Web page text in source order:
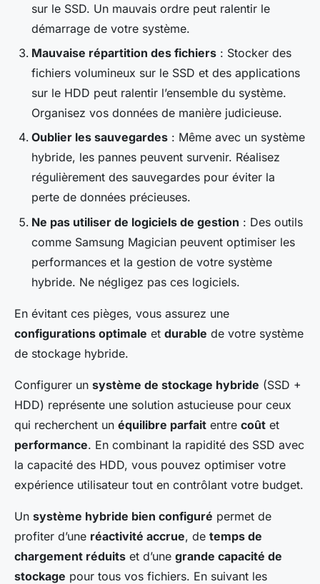
sur le SSD. Un mauvais ordre peut ralentir le
démarrage de votre système.
Mauvaise répartition des fichiers : Stocker des
fichiers volumineux sur le SSD et des applications
sur le HDD peut ralentir l’ensemble du système.
Organisez vos données de manière judicieuse.
Oublier les sauvegardes : Même avec un système
hybride, les pannes peuvent survenir. Réalisez
régulièrement des sauvegardes pour éviter la
perte de données précieuses.
Ne pas utiliser de logiciels de gestion : Des outils
comme Samsung Magician peuvent optimiser les
performances et la gestion de votre système
hybride. Ne négligez pas ces logiciels.
En évitant ces pièges, vous assurez une
configurations optimale et durable de votre système
de stockage hybride.
Configurer un système de stockage hybride (SSD +
HDD) représente une solution astucieuse pour ceux
qui recherchent un équilibre parfait entre coût et
performance. En combinant la rapidité des SSD avec
la capacité des HDD, vous pouvez optimiser votre
expérience utilisateur tout en contrôlant votre budget.
Un système hybride bien configuré permet de
profiter d’une réactivité accrue, de temps de
chargement réduits et d’une grande capacité de
stockage pour tous vos fichiers. En suivant les